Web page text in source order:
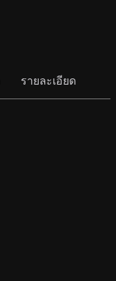
รายละเอียด